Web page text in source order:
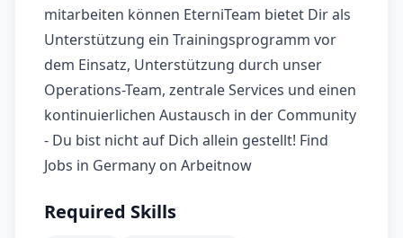
mitarbeiten können EterniTeam bietet Dir als
Unterstützung ein Trainingsprogramm vor
dem Einsatz, Unterstützung durch unser
Operations-Team, zentrale Services und einen
kontinuierlichen Austausch in der Community
- Du bist nicht auf Dich allein gestellt! Find
Jobs in Germany on Arbeitnow
Required Skills